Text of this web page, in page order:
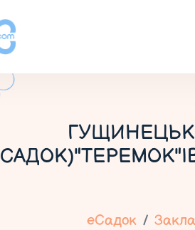
еСадок